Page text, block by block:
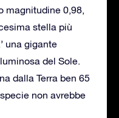
magnitudine 0,98,
stella più
una gigante
del Sole.
dalla Terra ben 65
non avrebbe